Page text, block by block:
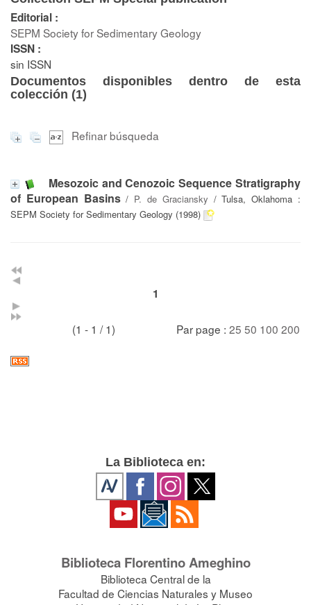
Editorial :
SEPM Society for Sedimentary Geology
ISSN :
sin ISSN
Documentos disponibles dentro de esta
colección (1)
Refinar búsqueda
Mesozoic and Cenozoic Sequence Stratigraphy
of European Basins/ P. de Graciansky / Tulsa, Oklahoma :
SEPM Society for Sedimentary Geology (1998)
1
(1 - 1 / 1) Par page : 25 50 100 200
La Biblioteca en:
Biblioteca Florentino Ameghino
Biblioteca Central de la
Facultad de Ciencias Naturales y Museo